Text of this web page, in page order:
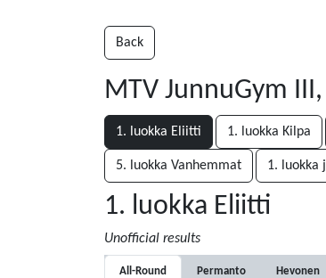
Back
MTV JunnuGym
1. luokka Eliitti 1. luokka Kilpa
5. luokka Vanhemmat 1. luokka
1. luokka Eliitti
Unofficial results
All-Round Permanto Hevonen